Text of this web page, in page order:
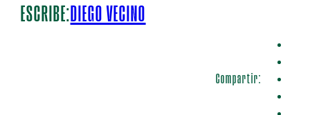
ESCRIBE:DIEGO VECINO
Compartir: